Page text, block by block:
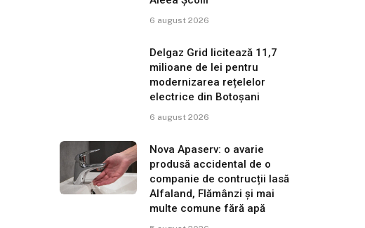
6 august 2026
Delgaz Grid licitează 11,7
milioane de lei pentru
modernizarea rețelelor
electrice din Botoșani
6 august 2026
Nova Apaserv: o avarie
produsă accidental de o
companie de contrucții lasă
Alfaland, Flămânzi și mai
multe comune fără apă